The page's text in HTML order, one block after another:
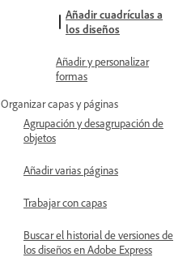
Añadir cuadrículas a
los diseños
Añadir y personalizar
formas
Organizar capas y páginas
Agrupación y desagrupación de
objetos
Añadir varias páginas
Trabajar con capas
Buscar el historial de versiones de
los diseños en Adobe Express